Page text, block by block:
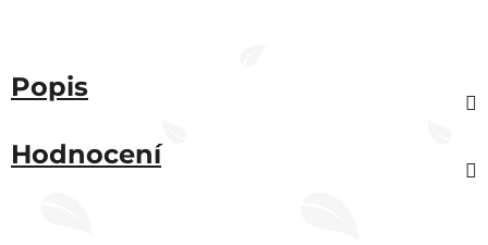
Popis
Hodnocení